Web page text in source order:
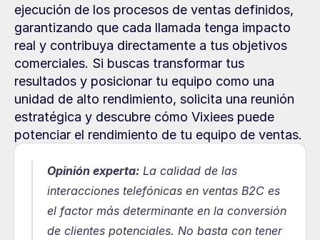
ejecución de los procesos de ventas definidos,
garantizando que cada llamada tenga impacto
real y contribuya directamente a tus objetivos
comerciales. Si buscas transformar tus
resultados y posicionar tu equipo como una
unidad de alto rendimiento, solicita una reunión
estratégica y descubre cómo Vixiees puede
potenciar el rendimiento de tu equipo de ventas.
Opinión experta: La calidad de las
interacciones telefónicas en ventas B2C es
el factor más determinante en la conversión
de clientes potenciales. No basta con tener